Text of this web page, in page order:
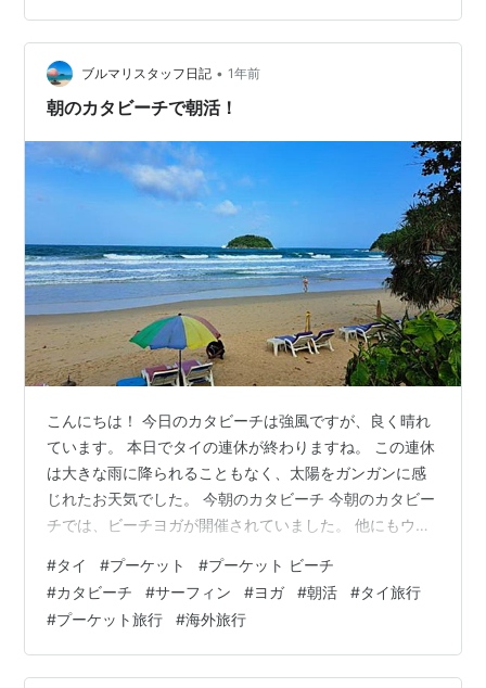
や避難場所などの行政からの正確な情報を得ることがで
きるそうです。 7月5日に大地震によりプーケットにも津
波が来るかも？という噂がありま…
ブルマリスタッフ日記 • 1年前
朝のカタビーチで朝活！
こんにちは！ 今日のカタビーチは強風ですが、良く晴れ
ています。 本日でタイの連休が終わりますね。 この連休
は大きな雨に降られることもなく、太陽をガンガンに感
じれたお天気でした。 今朝のカタビーチ 今朝のカタビー
チでは、ビーチヨガが開催されていました。 他にもウォ
する人たちもいました。 週末の朝の静かなビーチは朝活
にもぴったりですね！ プーケット滞在中、少し早く起き
た朝はぜひ、近くのビーチで朝活してみては？ いつもよ
り充実した一日が過ごせるかもしれませんよ♪
#タイ #プーケット #プーケット ビーチ
#カタビーチ #サーフィン #ヨガ #朝活 #タイ旅行
#プーケット旅行 #海外旅行